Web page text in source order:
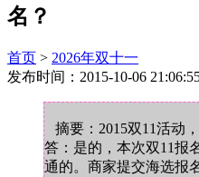
名？
首页 > 2026年双十一
发布时间：2015-10-06
摘要：2015双11活动
答：是的，本次双11报
通的。商家提交海选报